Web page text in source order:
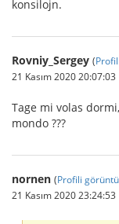
konsilojn.
Rovniy_Sergey (
21 Kasım 2020 20:07:03
Tage mi volas
mondo ???
nornen (Profili
21 Kasım 2020 23:24:53